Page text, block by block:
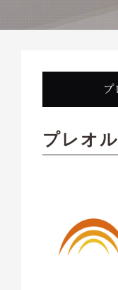
プレオ